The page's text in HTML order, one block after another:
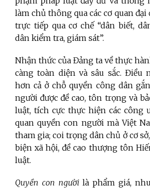
làm chủ thông qua các cơ quan đại
trực tiếp qua cơ chế “dân biết,
dân kiểm tra, giám sát”.
Nhận thức của Đảng ta về thực
càng toàn diện và sâu sắc. Điều
hơn cả ở chỗ quyền công dân
người được đề cao, tôn trọng và
luật, tích cực thực hiện các công
quan quyền con người mà Việt
tham gia; coi trọng dân chủ ở cơ
biện xã hội, đề cao thượng tôn
luật.
Quyền con ngườilà phẩm giá,